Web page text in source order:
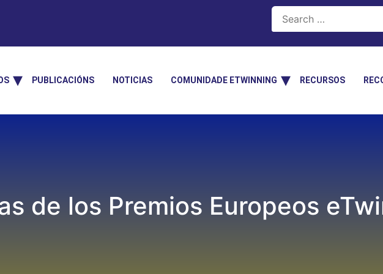
PUBLICACIÓNS NOTICIAS COMUNIDADE ETWINNING RECURSOS
de los Premios Europeos